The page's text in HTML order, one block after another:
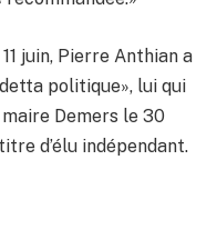
juin, Pierre Anthian a
politique», lui qui
Demers le 30
d’élu indépendant.